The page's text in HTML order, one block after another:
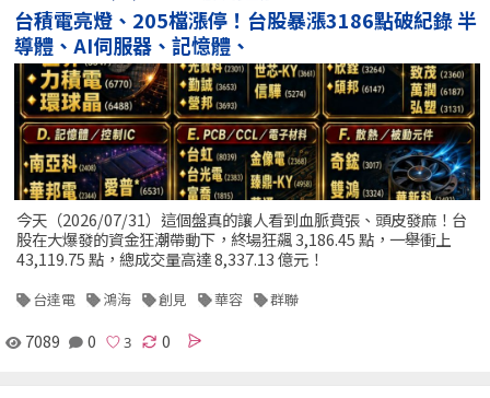
台積電亮燈、205檔漲停！台股暴漲3186點破紀錄 半
導體、AI伺服器、記憶體、
今天（2026/07/31）這個盤真的讓人看到血脈賁張、頭皮發麻！台
股在大爆發的資金狂潮帶動下，終場狂飆 3,186.45 點，一舉衝上
43,119.75 點，總成交量高達 8,337.13 億元！
台達電 鴻海 創見 華容 群聯
7089 0 0